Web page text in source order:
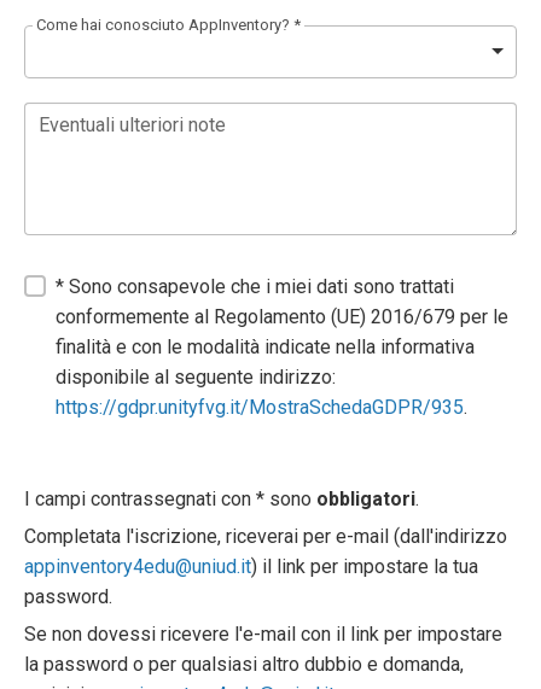
Come hai conosciuto AppInventory? *
Eventuali ulteriori note
* Sono consapevole che i miei dati sono trattati
conformemente al Regolamento (UE) 2016/679 per le
finalità e con le modalità indicate nella informativa
disponibile al seguente indirizzo:
https://gdpr.unityfvg.it/MostraSchedaGDPR/935.
I campi contrassegnati con * sono obbligatori.
Completata l'iscrizione, riceverai per e-mail (dall'indirizzo
appinventory4edu@uniud.it) il link per impostare la tua
password.
Se non dovessi ricevere l'e-mail con il link per impostare
la password o per qualsiasi altro dubbio e domanda,